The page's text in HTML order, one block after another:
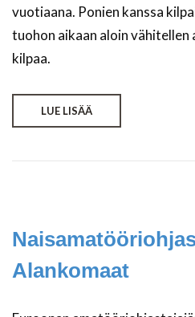
vuotiaana. Ponien kanssa
tuohon aikaan aloin vähitellen
kilpaa.
LUE LISÄÄ
Alankomaat